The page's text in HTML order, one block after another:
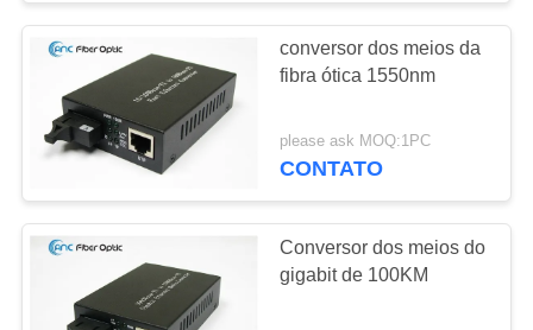
de remendo da fibra
Fibra Óptica Pigtail
conversor dos meios da
fibra ótica 1550nm
please ask MOQ:1PC
CONTATO
Conversor dos meios do
gigabit de 100KM